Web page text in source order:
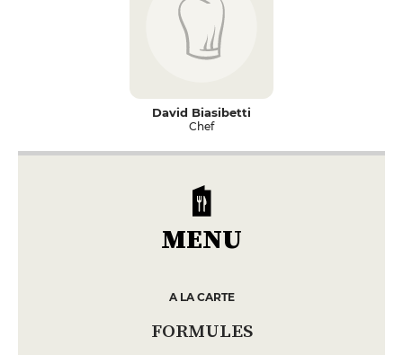
David Biasibetti
Chef
MENU
A LA CARTE
FORMULES